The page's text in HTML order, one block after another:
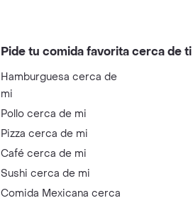
Pide tu comida favorita cerca de ti
Hamburguesa cerca de
mi
Pollo cerca de mi
Pizza cerca de mi
Café cerca de mi
Sushi cerca de mi
Comida Mexicana cerca